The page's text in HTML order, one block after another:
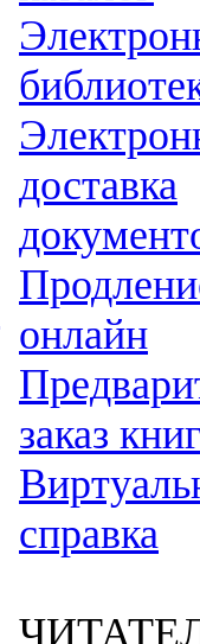
доставка
онлайн
заказ
справка